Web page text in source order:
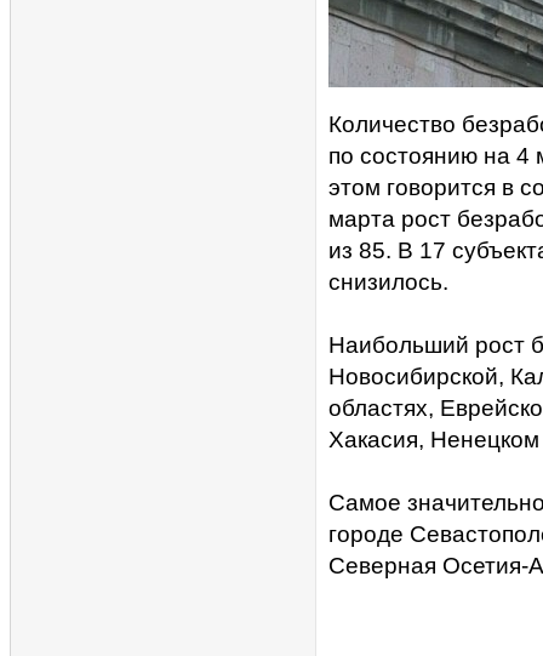
Количество
по состоянию на 4
этом говорится в
марта рост
из 85. В 17
снизилось.
Наибольший рост
Новосибирской,
областях,
Хакасия,
Самое
городе
Северная Осетия-